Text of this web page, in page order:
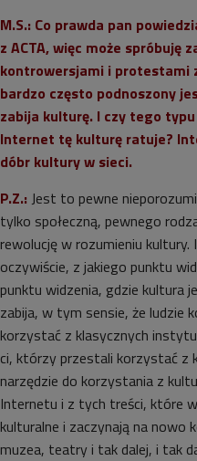
M.S.: Co prawda pan
z ACTA, więc może spróbuję
kontrowersjami i protestami
bardzo często podnoszony
zabija kulturę. I czy tego
Internet tę kulturę ratuje?
dóbr kultury w sieci.
P.Z.: Jest to pewne
tylko społeczną, pewnego
rewolucję w rozumieniu
oczywiście, z jakiego punktu
punktu widzenia, gdzie
zabija, w tym sensie, że ludzie
korzystać z klasycznych
ci, którzy przestali korzystać z
narzędzie do korzystania z
Internetu i z tych treści, które
kulturalne i zaczynają na nowo
muzea, teatry i tak dalej, i tak